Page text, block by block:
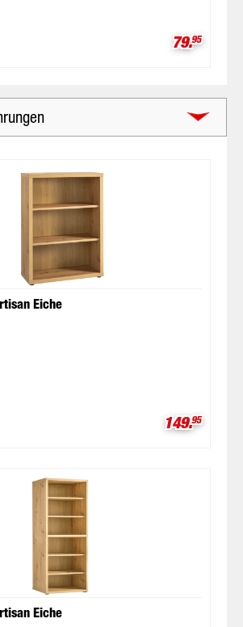
79.95
Eiche
149.95
Eiche